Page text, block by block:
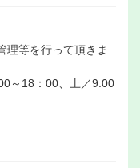
理等を行って頂きま
～18：00、土／9:00